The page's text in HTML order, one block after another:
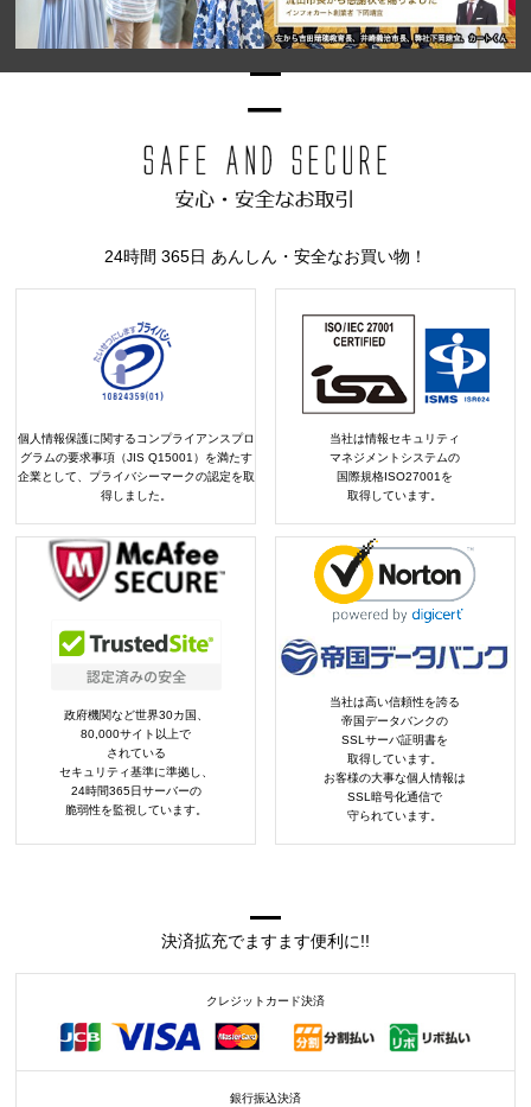
24時間 365日 あんしん・安全なお買い物！
個人情報保護に関するコンプライアンスプロ
グラムの要求事項（JIS Q15001）を満たす
企業として、プライバシーマークの認定を取
得しました。
当社は情報セキュリティ
マネジメントシステムの
国際規格ISO27001を
取得しています。
政府機関など世界30カ国、
80,000サイト以上で
されている
セキュリティ基準に準拠し、
24時間365日サーバーの
脆弱性を監視しています。
当社は高い信頼性を誇る
帝国データバンクの
SSLサーバ証明書を
取得しています。
お客様の大事な個人情報は
SSL暗号化通信で
守られています。
決済拡充でますます便利に!!
クレジットカード決済
銀行振込決済